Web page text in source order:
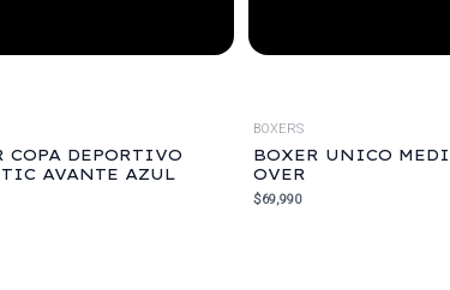
COPA DEPORTIVO
AVANTE AZUL
BOXERS
BOXER UNICO
OVER
$69,990